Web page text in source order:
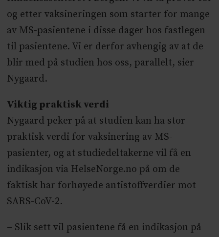
Ingeborg Aaberge, Audun
AaseImmunologisk Institutt/Avddeling
for immunologi og transfusjonsmedisin:
John Torgils Vaage, Ludvig Munthe,
Fridtjof Lund-JohansenInfluensasenteret
universitetssykehus: Marton König,
Ingeborg Lie, Elisabeth Gulowsen Celius,
Hanne F Harbo, Lars Skattebøl
og etter vaksineringen som starter for mange
av MS-pasientene i disse dager hos fastlegen
til pasientene. Vi er derfor avhengig av at de
blir med på studien hos oss, parallelt, sier
Nygaard.
Viktig praktisk verdi
Nygaard peker på at studien kan ha stor
praktisk verdi for vaksinering av MS-
pasienter, og at studiedeltakerne vil få en
indikasjon via HelseNorge.no på om de
faktisk har forhøyede antistoffverdier mot
SARS-CoV-2.
– Slik sett vil pasientene få en indikasjon på